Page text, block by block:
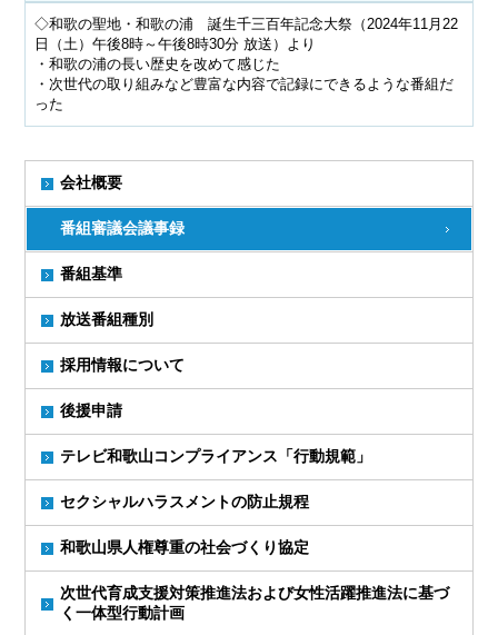
◇和歌の聖地・和歌の浦 誕生千三百年記念大祭（2024年11月22
日（土）午後8時～午後8時30分 放送）より
・和歌の浦の長い歴史を改めて感じた
・次世代の取り組みなど豊富な内容で記録にできるような番組だ
った
会社概要
番組審議会議事録
番組基準
放送番組種別
採用情報について
後援申請
テレビ和歌山コンプライアンス「行動規範」
セクシャルハラスメントの防止規程
和歌山県人権尊重の社会づくり協定
次世代育成支援対策推進法および女性活躍推進法に基づ
く一体型行動計画